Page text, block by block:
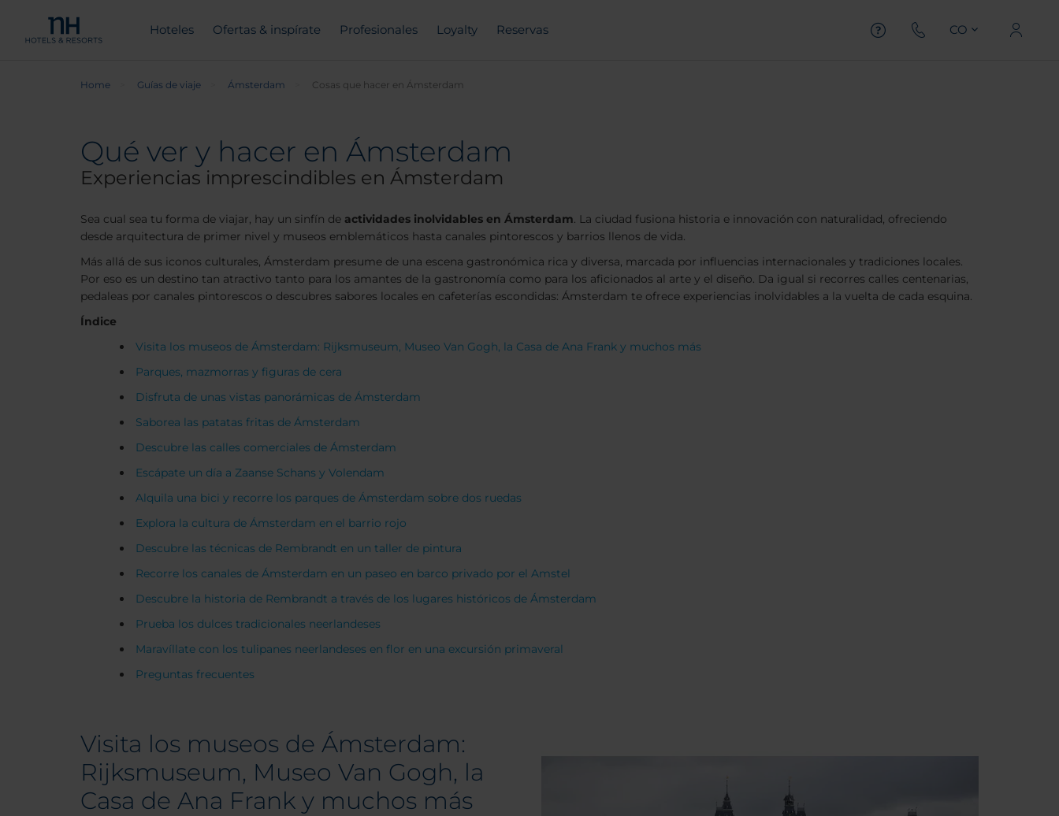
Hoteles Ofertas & inspírate Profesionales Loyalty Reservas CO
Home Guías de viaje Ámsterdam Cosas que hacer en Ámsterdam
Qué ver y hacer en Ámsterdam
Experiencias imprescindibles en Ámsterdam
Sea cual sea tu forma de viajar, hay un sinfín de actividades inolvidables en Ámsterdam. La ciudad fusiona historia e innovación con naturalidad, ofreciendo
desde arquitectura de primer nivel y museos emblemáticos hasta canales pintorescos y barrios llenos de vida.
Más allá de sus iconos culturales, Ámsterdam presume de una escena gastronómica rica y diversa, marcada por influencias internacionales y tradiciones locales.
Por eso es un destino tan atractivo tanto para los amantes de la gastronomía como para los aficionados al arte y el diseño. Da igual si recorres calles centenarias,
pedaleas por canales pintorescos o descubres sabores locales en cafeterías escondidas: Ámsterdam te ofrece experiencias inolvidables a la vuelta de cada esquina.
Índice
Visita los museos de Ámsterdam: Rijksmuseum, Museo Van Gogh, la Casa de Ana Frank y muchos más
Parques, mazmorras y figuras de cera
Disfruta de unas vistas panorámicas de Ámsterdam
Saborea las patatas fritas de Ámsterdam
Descubre las calles comerciales de Ámsterdam
Escápate un día a Zaanse Schans y Volendam
Alquila una bici y recorre los parques de Ámsterdam sobre dos ruedas
Explora la cultura de Ámsterdam en el barrio rojo
Descubre las técnicas de Rembrandt en un taller de pintura
Recorre los canales de Ámsterdam en un paseo en barco privado por el Amstel
Descubre la historia de Rembrandt a través de los lugares históricos de Ámsterdam
Prueba los dulces tradicionales neerlandeses
Maravíllate con los tulipanes neerlandeses en flor en una excursión primaveral
Preguntas frecuentes
Visita los museos de Ámsterdam:
Rijksmuseum, Museo Van Gogh, la
Casa de Ana Frank y muchos más